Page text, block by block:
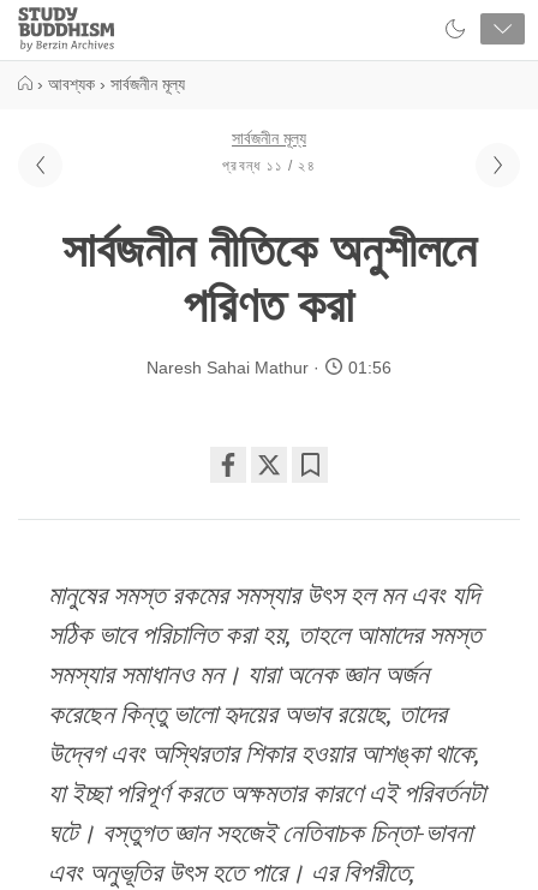
Close
Study
Buddhism
› আবশ্যক › সার্বজনীন মূল্য
সার্বজনীন মূল্য
প্রবন্ধ ১১ / ২৪
সার্বজনীন নীতিকে অনুশীলনে
পরিণত করা
Naresh Sahai Mathur 01:56
on
মানুষের সমস্ত রকমের সমস্যার উৎস হল মন এবং যদি
সঠিক ভাবে পরিচালিত করা হয়, তাহলে আমাদের সমস্ত
সমস্যার সমাধানও মন। যারা অনেক জ্ঞান অর্জন
করেছেন কিন্তু ভালো হৃদয়ের অভাব রয়েছে, তাদের
উদ্বেগ এবং অস্থিরতার শিকার হওয়ার আশঙ্কা থাকে,
যা ইচ্ছা পরিপূর্ণ করতে অক্ষমতার কারণে এই পরিবর্তনটা
ঘটে। বস্তুগত জ্ঞান সহজেই নেতিবাচক চিন্তা-ভাবনা
এবং অনুভূতির উৎস হতে পারে। এর বিপরীতে,